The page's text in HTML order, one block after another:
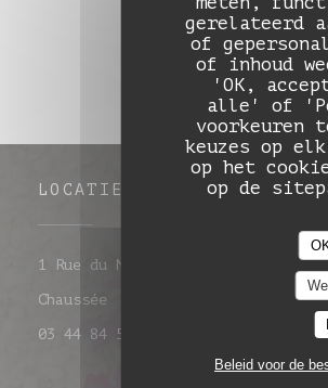
gerelateerd
of
of inhoud
'OK,
alle' of
voorkeuren
keuzes op
op het
op de
Beleid voor de
LOCATIE
1 Rue du Maréchal Leclerc 60860
Chaussée ((opent in een nieuw
03 44 84 50 32